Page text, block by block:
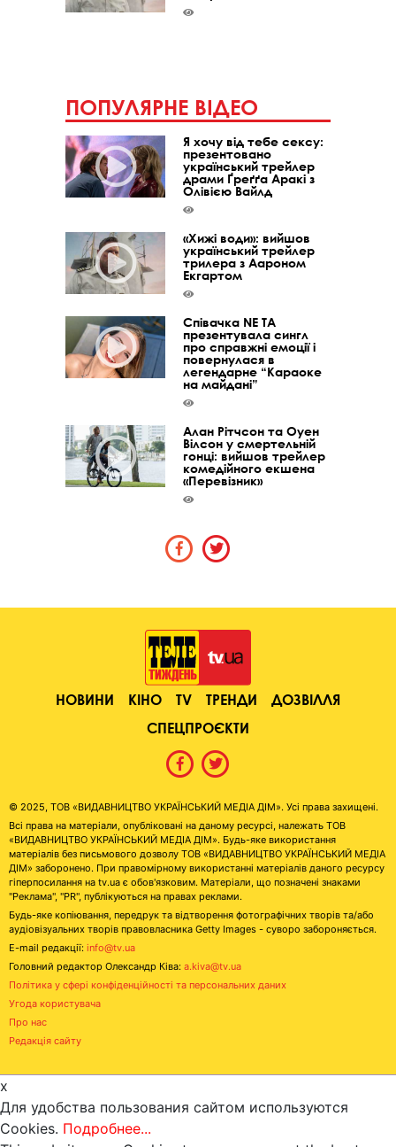
ПОПУЛЯРНЕ ВІДЕО
Я хочу від тебе сексу:
презентовано
український трейлер
драми Ґреґґа Аракі з
Олівією Вайлд
«Хижі води»: вийшов
український трейлер
трилера з Аароном
Екгартом
Співачка NE TA
презентувала сингл
про справжні емоції і
повернулася в
легендарне “Караоке
на майдані”
Алан Рітчсон та Оуен
Вілсон у смертельній
гонці: вийшов трейлер
комедійного екшена
«Перевізник»
НОВИНИ КІНО TV ТРЕНДИ
ДОЗВІЛЛЯ
СПЕЦПРОЄКТИ
© 2025, ТОВ «ВИДАВНИЦТВО УКРАЇНСЬКИЙ МЕДІА ДІМ». Усі права захищені.
Всі права на матеріали, опубліковані на даному ресурсі, належать ТОВ
«ВИДАВНИЦТВО УКРАЇНСЬКИЙ МЕДІА ДІМ». Будь-яке використання
матеріалів без письмового дозволу ТОВ «ВИДАВНИЦТВО УКРАЇНСЬКИЙ МЕДІА
ДІМ» заборонено. При правомірному використанні матеріалів даного ресурсу
гіперпосилання на tv.ua є обов'язковим. Матеріали, що позначені знаками
"Реклама", "PR", публікуються на правах реклами.
Будь-яке копіювання, передрук та відтворення фотографічних творів та/або
аудіовізуальних творів правовласника Getty Images - суворо забороняється.
E-mail редакції: info@tv.ua
Головний редактор Олександр Ківа: a.kiva@tv.ua
Політика у сфері конфіденційності та персональних даних
Угода користувача
Про нас
Редакція сайту
x
Для удобства пользования сайтом используются
Cookies. Подробнее...